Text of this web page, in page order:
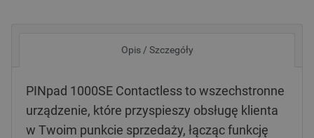
Opis / Szczegóły
PINpad 1000SE Contactless to wszechstronne
urządzenie, które przyspieszy obsługę klienta
w Twoim punkcie sprzedaży, łącząc funkcję